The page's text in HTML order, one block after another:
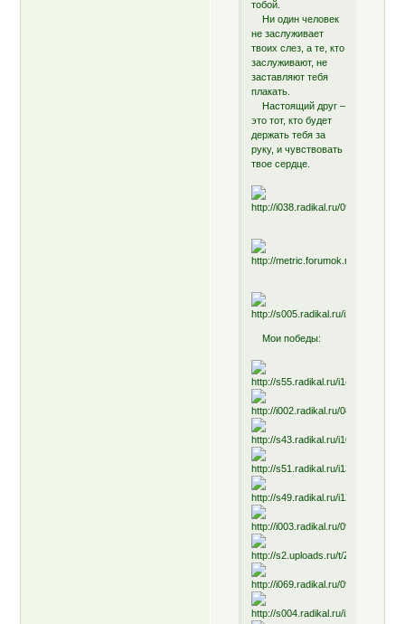
тобой.
Ни один человек
не заслуживает
твоих слез, а те, кто
заслуживают, не
заставляют тебя
плакать.
Настоящий друг –
это тот, кто будет
держать тебя за
руку, и чувствовать
твое сердце.
Мои победы: